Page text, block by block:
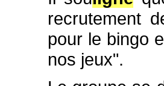
recrutement
pour le bingo
nos jeux".